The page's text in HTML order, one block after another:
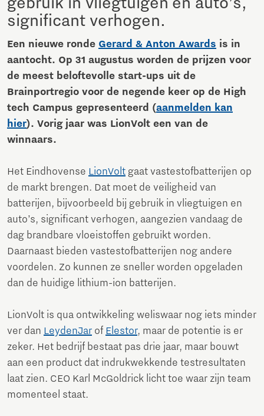
significant verhogen.
Een nieuwe ronde Gerard & Anton Awards is in
aantocht. Op 31 augustus worden de prijzen voor
de meest beloftevolle start-ups uit de
Brainportregio voor de negende keer op de High
tech Campus gepresenteerd (aanmelden kan
hier). Vorig jaar was LionVolt een van de
winnaars.
Het Eindhovense LionVolt gaat vastestofbatterijen op
de markt brengen. Dat moet de veiligheid van
batterijen, bijvoorbeeld bij gebruik in vliegtuigen en
auto’s, significant verhogen, aangezien vandaag de
dag brandbare vloeistoffen gebruikt worden.
Daarnaast bieden vastestofbatterijen nog andere
voordelen. Zo kunnen ze sneller worden opgeladen
dan de huidige lithium-ion batterijen.
LionVolt is qua ontwikkeling weliswaar nog iets minder
ver dan LeydenJar of Elestor, maar de potentie is er
zeker. Het bedrijf bestaat pas drie jaar, maar bouwt
aan een product dat indrukwekkende testresultaten
laat zien. CEO Karl McGoldrick licht toe waar zijn team
momenteel staat.